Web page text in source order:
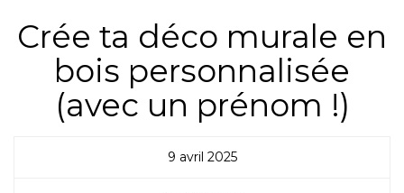
Crée ta déco murale en
bois personnalisée
(avec un prénom !)
9 avril 2025